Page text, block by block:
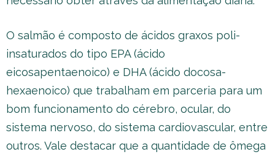
O salmão é composto de ácidos graxos poli-
insaturados do tipo EPA (ácido
eicosapentaenoico) e DHA (ácido docosa-
hexaenoico) que trabalham em parceria para um
bom funcionamento do cérebro, ocular, do
sistema nervoso, do sistema cardiovascular, entre
outros. Vale destacar que a quantidade de ômega